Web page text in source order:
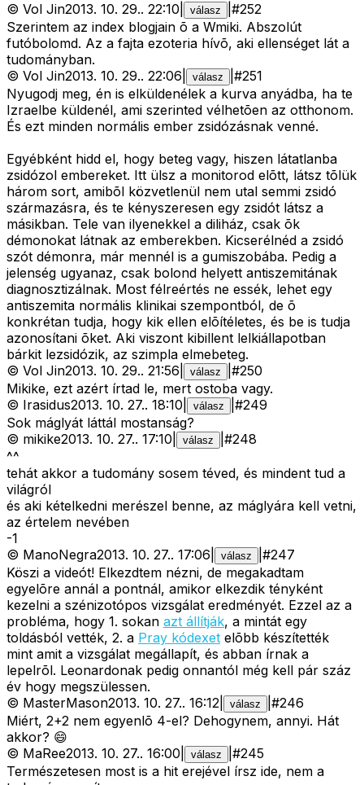
© Vol Jin2013. 10. 29.. 22:10 válasz #252
Szerintem az index blogjain õ a Wmiki. Abszolút
futóbolomd. Az a fajta ezoteria hívõ, aki ellenséget lát a
tudományban.
© Vol Jin2013. 10. 29.. 22:06 válasz #251
Nyugodj meg, én is elküldenélek a kurva anyádba, ha te
Izraelbe küldenél, ami szerinted vélhetõen az otthonom.
És ezt minden normális ember zsidózásnak venné.
Egyébként hidd el, hogy beteg vagy, hiszen látatlanba
zsidózol embereket. Itt ülsz a monitorod elõtt, látsz tõlük
három sort, amibõl közvetlenül nem utal semmi zsidó
származásra, és te kényszeresen egy zsidót látsz a
másikban. Tele van ilyenekkel a diliház, csak õk
démonokat látnak az emberekben. Kicserélnéd a zsidó
szót démonra, már mennél is a gumiszobába. Pedig a
jelenség ugyanaz, csak bolond helyett antiszemitának
diagnosztizálnak. Most félreértés ne essék, lehet egy
antiszemita normális klinikai szempontból, de õ
konkrétan tudja, hogy kik ellen elõítéletes, és be is tudja
azonosítani õket. Aki viszont kibillent lelkiállapotban
bárkit lezsidózik, az szimpla elmebeteg.
© Vol Jin2013. 10. 29.. 21:56 válasz #250
Mikike, ezt azért írtad le, mert ostoba vagy.
© Irasidus2013. 10. 27.. 18:10 válasz #249
Sok máglyát láttál mostanság?
© mikike2013. 10. 27.. 17:10 válasz #248
^^
tehát akkor a tudomány sosem téved, és mindent tud a
világról
és aki kételkedni merészel benne, az máglyára kell vetni,
az értelem nevében
-1
© ManoNegra2013. 10. 27.. 17:06 válasz #247
Köszi a videót! Elkezdtem nézni, de megakadtam
egyelõre annál a pontnál, amikor elkezdik tényként
kezelni a szénizotópos vizsgálat eredményét. Ezzel az a
probléma, hogy 1. sokan azt állítják, a mintát egy
toldásból vették, 2. a Pray kódexet elõbb készítették
mint amit a vizsgálat megállapít, és abban írnak a
lepelrõl. Leonardonak pedig onnantól még kell pár száz
év hogy megszülessen.
© MasterMason2013. 10. 27.. 16:12 válasz #246
Miért, 2+2 nem egyenlõ 4-el? Dehogynem, annyi. Hát
akkor? 😄
© MaRee2013. 10. 27.. 16:00 válasz #245
Természetesen most is a hit erejével írsz ide, nem a